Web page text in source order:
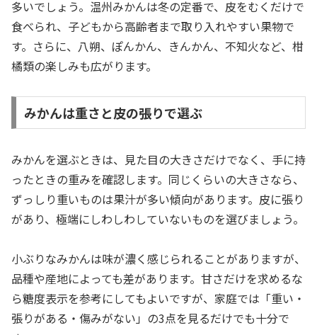
多いでしょう。温州みかんは冬の定番で、皮をむくだけで
食べられ、子どもから高齢者まで取り入れやすい果物で
す。さらに、八朔、ぽんかん、きんかん、不知火など、柑
橘類の楽しみも広がります。
みかんは重さと皮の張りで選ぶ
みかんを選ぶときは、見た目の大きさだけでなく、手に持
ったときの重みを確認します。同じくらいの大きさなら、
ずっしり重いものは果汁が多い傾向があります。皮に張り
があり、極端にしわしわしていないものを選びましょう。
小ぶりなみかんは味が濃く感じられることがありますが、
品種や産地によっても差があります。甘さだけを求めるな
ら糖度表示を参考にしてもよいですが、家庭では「重い・
張りがある・傷みがない」の3点を見るだけでも十分で